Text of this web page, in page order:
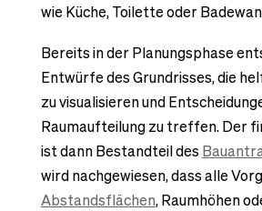
wie Küche, Toilette oder
Bereits in der Planungsphase
Entwürfe des Grundrisses, die
zu visualisieren und
Raumaufteilung zu treffen. Der
ist dann Bestandteil des
wird nachgewiesen, dass alle
Abstandsflächen, Raumhöhen